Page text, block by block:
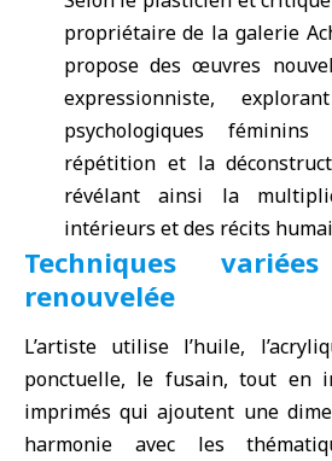
propriétaire de la galerie
propose des œuvres
expressionniste,
psychologiques
répétition et la
révélant ainsi la
intérieurs et des récits
Techniques
renouvelée
L’artiste utilise l’huile,
ponctuelle, le fusain, tout en
imprimés qui ajoutent une
harmonie avec les